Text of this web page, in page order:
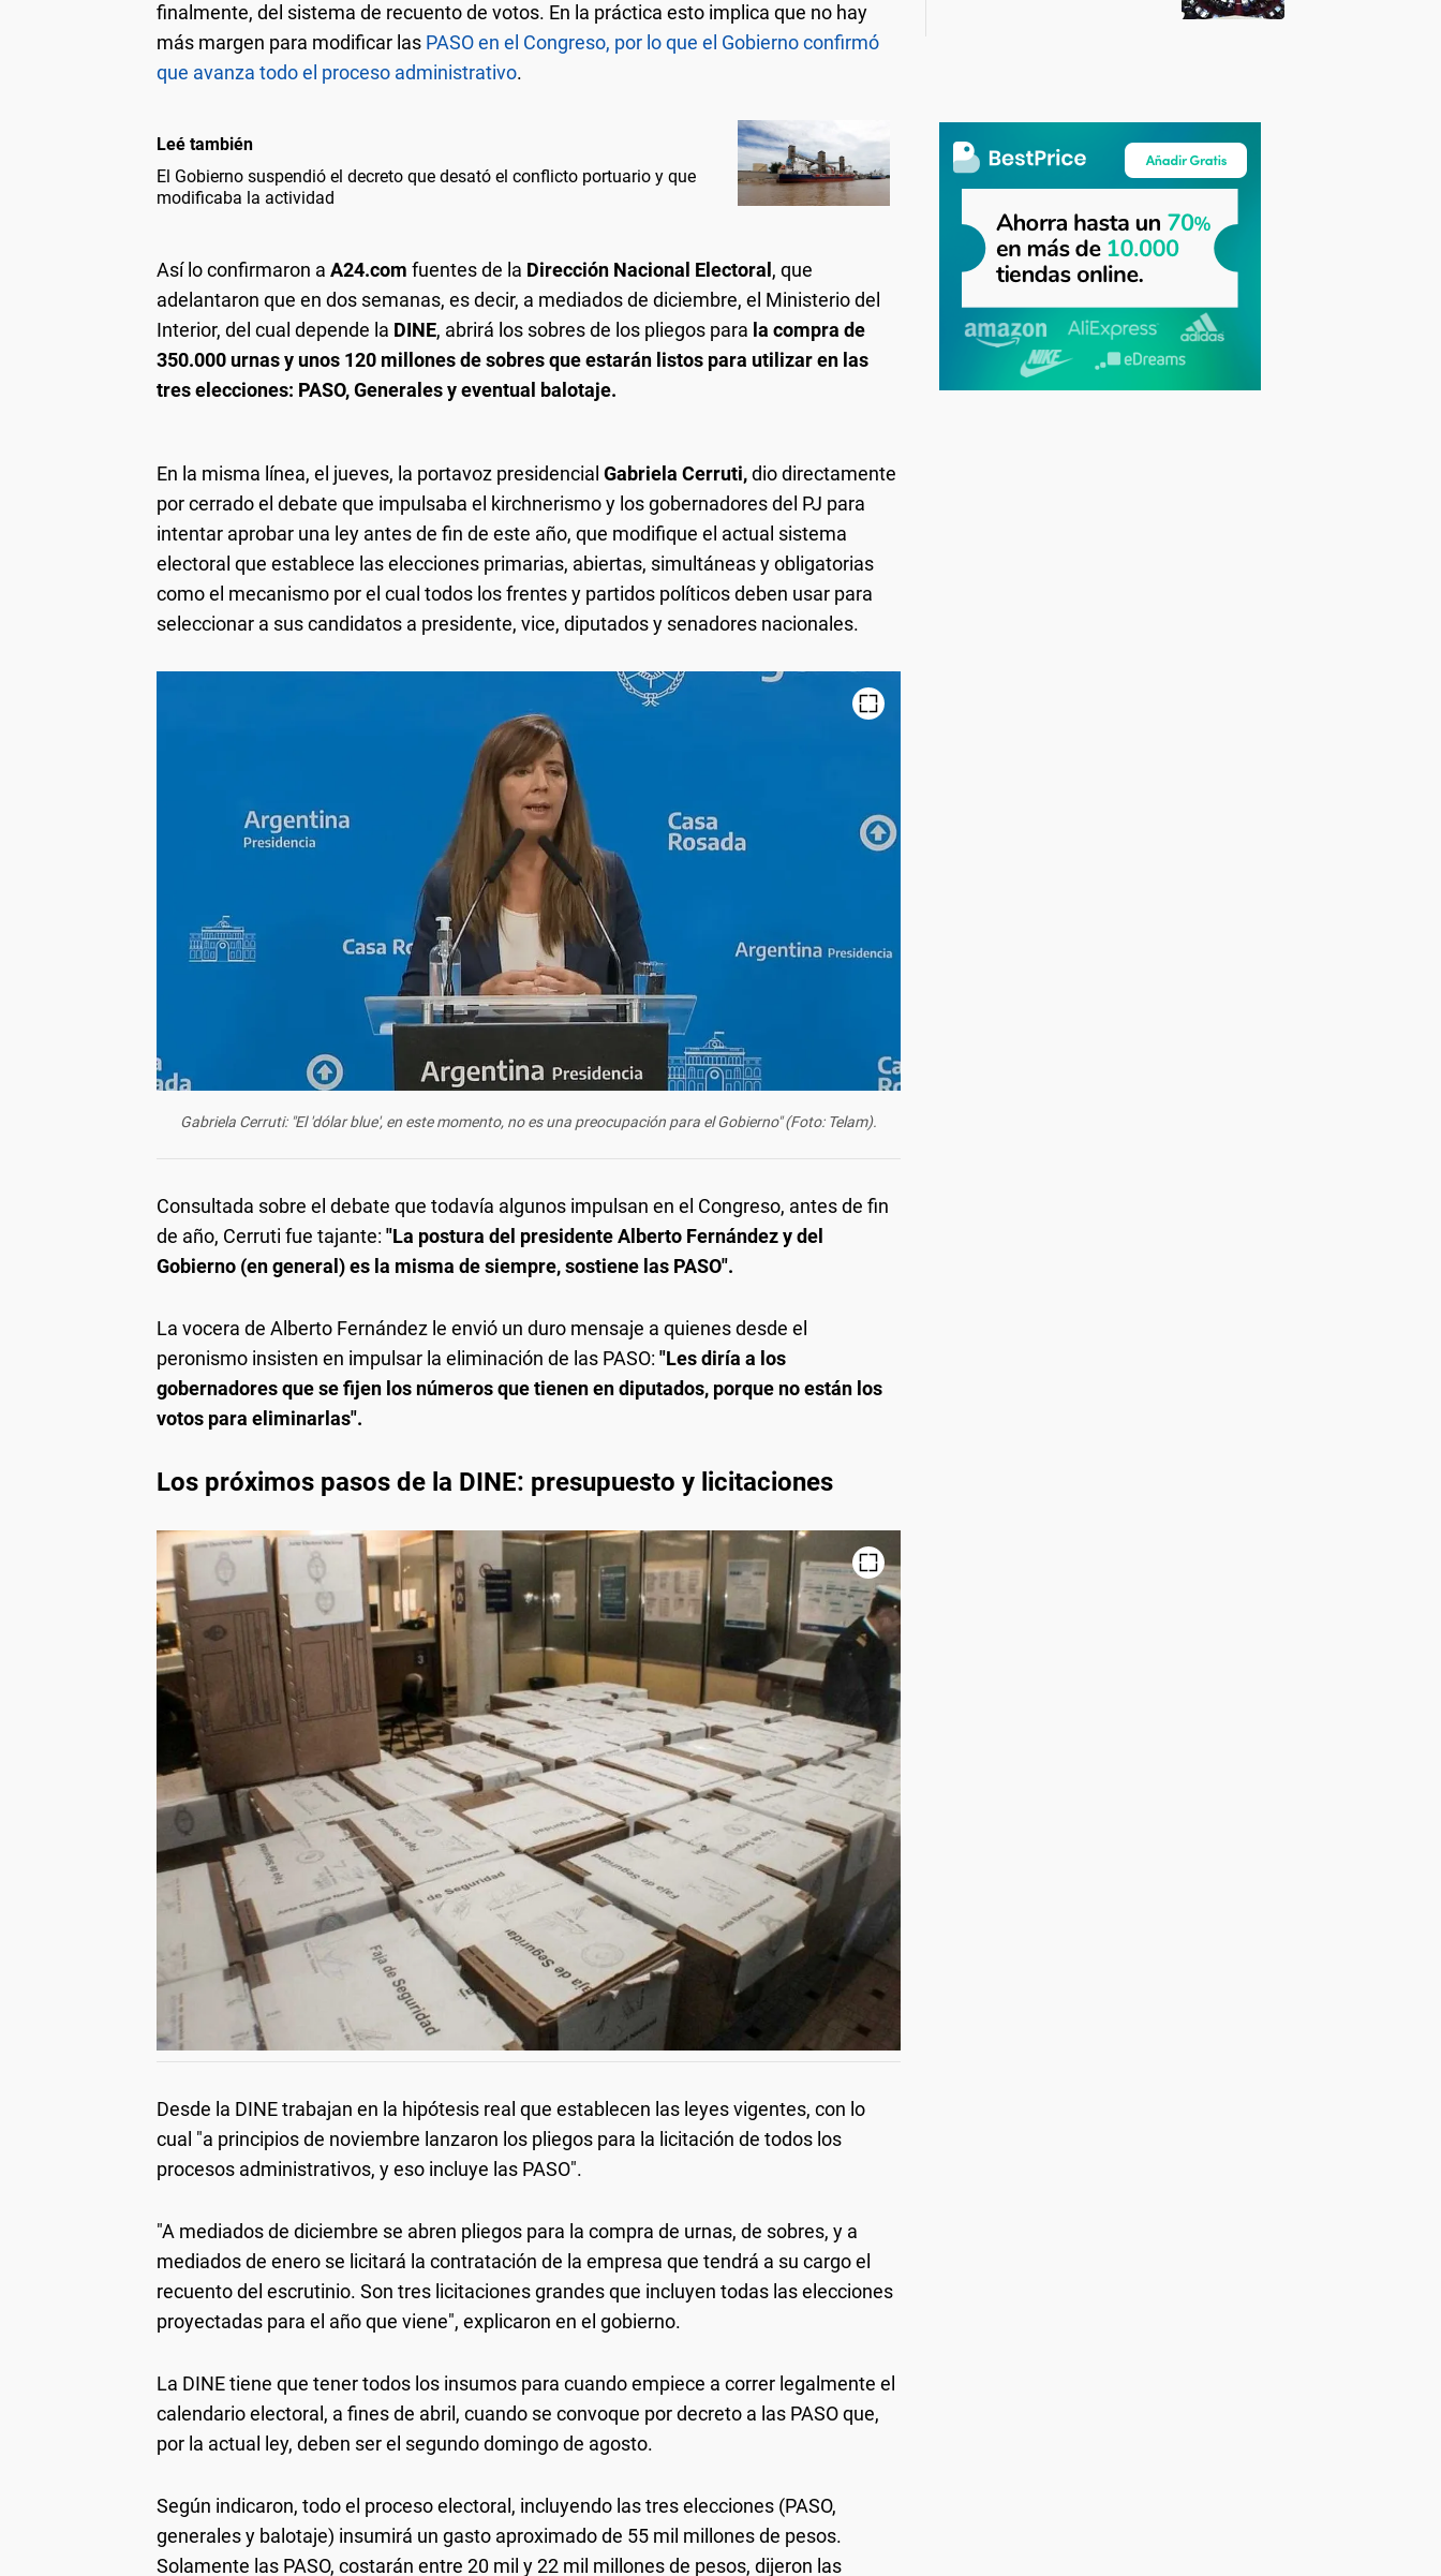
finalmente, del sistema de recuento de votos. En la práctica esto implica que no hay
más margen para modificar las PASO en el Congreso, por lo que el Gobierno confirmó
que avanza todo el proceso administrativo.
Leé también
El Gobierno suspendió el decreto que desató el conflicto portuario y que
modificaba la actividad
Así lo confirmaron a A24.com fuentes de la Dirección Nacional Electoral , que
adelantaron que en dos semanas, es decir, a mediados de diciembre, el Ministerio del
Interior, del cual depende la DINE, abrirá los sobres de los pliegos para la compra de
350.000 urnas y unos 120 millones de sobres que estarán listos para utilizar en las
tres elecciones: PASO, Generales y eventual balotaje.
En la misma línea, el jueves, la portavoz presidencial Gabriela Cerruti,dio directamente
por cerrado el debate que impulsaba el kirchnerismo y los gobernadores del PJ para
intentar aprobar una ley antes de fin de este año, que modifique el actual sistema
electoral que establece las elecciones primarias, abiertas, simultáneas y obligatorias
como el mecanismo por el cual todos los frentes y partidos políticos deben usar para
seleccionar a sus candidatos a presidente, vice, diputados y senadores nacionales.
Gabriela Cerruti: "El 'dólar blue', en este momento, no es una preocupación para el Gobierno" (Foto: Telam).
Consultada sobre el debate que todavía algunos impulsan en el Congreso, antes de fin
de año, Cerruti fue tajante: "La postura del presidente Alberto Fernández y del
Gobierno (en general) es la misma de siempre, sostiene las PASO".
La vocera de Alberto Fernández le envió un duro mensaje a quienes desde el
peronismo insisten en impulsar la eliminación de las PASO: "Les diría a los
gobernadores que se fijen los números que tienen en diputados, porque no están los
votos para eliminarlas".
Los próximos pasos de la DINE: presupuesto y licitaciones
Desde la DINE trabajan en la hipótesis real que establecen las leyes vigentes, con lo
cual "a principios de noviembre lanzaron los pliegos para la licitación de todos los
procesos administrativos, y eso incluye las PASO".
"A mediados de diciembre se abren pliegos para la compra de urnas, de sobres, y a
mediados de enero se licitará la contratación de la empresa que tendrá a su cargo el
recuento del escrutinio. Son tres licitaciones grandes que incluyen todas las elecciones
proyectadas para el año que viene", explicaron en el gobierno.
La DINE tiene que tener todos los insumos para cuando empiece a correr legalmente el
calendario electoral, a fines de abril, cuando se convoque por decreto a las PASO que,
por la actual ley, deben ser el segundo domingo de agosto.
Según indicaron, todo el proceso electoral, incluyendo las tres elecciones (PASO,
generales y balotaje) insumirá un gasto aproximado de 55 mil millones de pesos.
Solamente las PASO, costarán entre 20 mil y 22 mil millones de pesos, dijeron las